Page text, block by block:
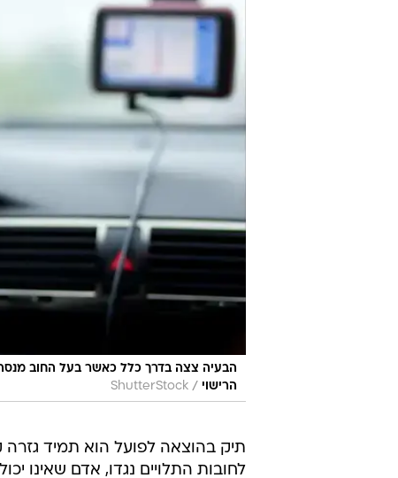
הבעיה צצה בדרך כלל כאשר בעל החוב
הרישוי /
ShutterStock
תיק בהוצאה לפועל הוא תמיד
לחובות התלויים נגדו, אדם שאינו